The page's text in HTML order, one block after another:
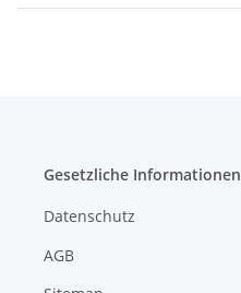
Gesetzliche Informationen
Datenschutz
AGB